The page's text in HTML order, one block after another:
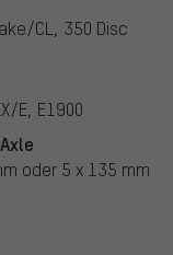
CL, 350 Disc
E, E1900
oder 5 x 135 mm